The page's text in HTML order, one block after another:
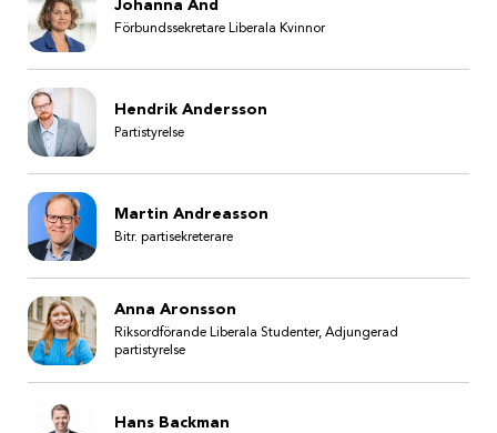
Johanna And
Förbundssekretare Liberala Kvinnor
Hendrik Andersson
Partistyrelse
Martin Andreasson
Bitr. partisekreterare
Anna Aronsson
Riksordförande Liberala Studenter, Adjungerad
partistyrelse
Hans Backman